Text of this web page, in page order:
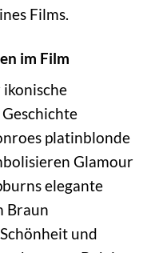
Films.
im Film
ikonische
platinblonde
Glamour
elegante
Braun
und